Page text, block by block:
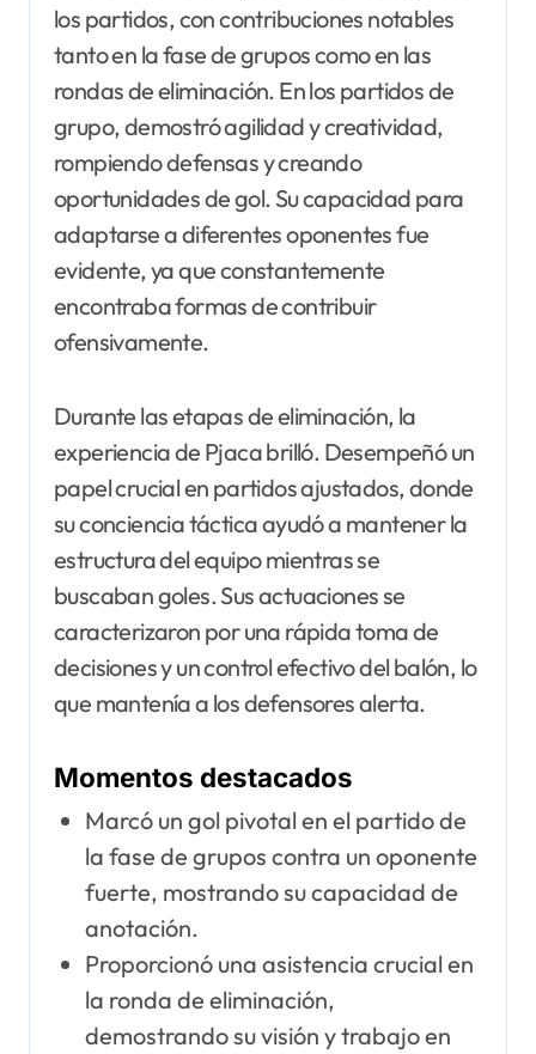
los partidos, con contribuciones notables
tanto en la fase de grupos como en las
rondas de eliminación. En los partidos de
grupo, demostró agilidad y creatividad,
rompiendo defensas y creando
oportunidades de gol. Su capacidad para
adaptarse a diferentes oponentes fue
evidente, ya que constantemente
encontraba formas de contribuir
ofensivamente.
Durante las etapas de eliminación, la
experiencia de Pjaca brilló. Desempeñó un
papel crucial en partidos ajustados, donde
su conciencia táctica ayudó a mantener la
estructura del equipo mientras se
buscaban goles. Sus actuaciones se
caracterizaron por una rápida toma de
decisiones y un control efectivo del balón, lo
que mantenía a los defensores alerta.
Momentos destacados
Marcó un gol pivotal en el partido de
la fase de grupos contra un oponente
fuerte, mostrando su capacidad de
anotación.
Proporcionó una asistencia crucial en
la ronda de eliminación,
demostrando su visión y trabajo en